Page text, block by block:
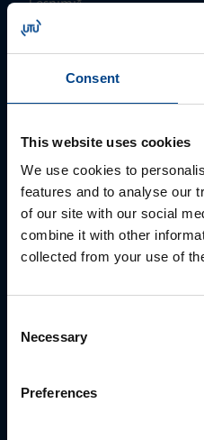
Consent
This website uses cookies
We use cookies to
features and to analyse our
of our site with our social
combine it with other
collected from your use of
Selection
Necessary
Preferences
Perekonnanimi
E-post*
Kuidas saame Teid aidata?